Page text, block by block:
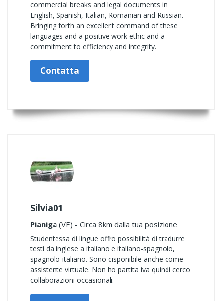
commercial breaks and legal documents in
English, Spanish, Italian, Romanian and Russian.
Bringing forth an excellent command of these
languages and a positive work ethic and a
commitment to efficiency and integrity.
Contatta
Silvia01
Pianiga (VE) - Circa 8km dalla tua posizione
Studentessa di lingue offro possibilità di tradurre
testi da inglese a italiano e italiano-spagnolo,
spagnolo-italiano. Sono disponibile anche come
assistente virtuale. Non ho partita iva quindi cerco
collaborazioni occasionali.